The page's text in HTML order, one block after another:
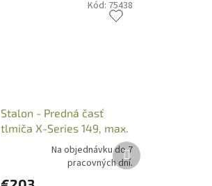
Stalon - Predná časť
tlmiča X-Series 149, max.
kal. .338, 0033-08Na objednávku do 7
pracovných dní.
Kód: 75438
Ďalší
produkt